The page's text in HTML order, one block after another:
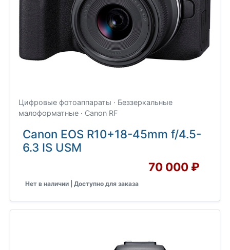
Цифровые фотоаппараты · Беззеркальные
малоформатные · Canon RF
Canon EOS R10+18-45mm f/4.5-
6.3 IS USM
70 000 ₽
Нет в наличии | Доступно для заказа